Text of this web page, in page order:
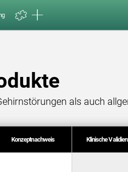
als auch
Konzeptnachweis Klinische